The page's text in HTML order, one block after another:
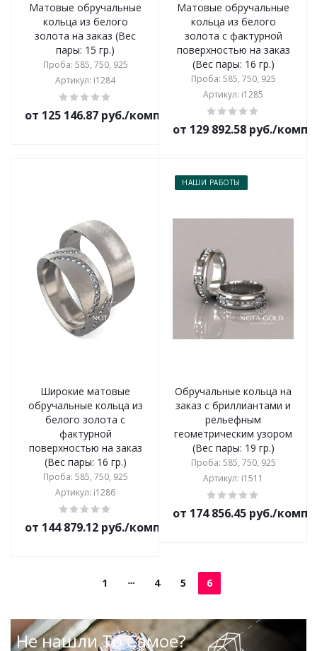
Матовые обручальные
кольца из белого
золота на заказ (Вес
пары: 15 гр.)
Проба: 585, 750, 925
Артикул: i1284
от 125 146.87 руб./комплект
Матовые обручальные
кольца из белого
золота с фактурной
поверхностью на заказ
(Вес пары: 16 гр.)
Проба: 585, 750, 925
Артикул: i1285
от 129 892.58 руб./
Широкие матовые
обручальные кольца из
белого золота с
фактурной
поверхностью на заказ
(Вес пары: 16 гр.)
Проба: 585, 750, 925
Артикул: i1286
от 144 879.12 руб./комплект
НАШИ РАБОТЫ
Обручальные кольца на
заказ с бриллиантами и
рельефным
геометрическим узором
(Вес пары: 19 гр.)
Проба: 585, 750, 925
Артикул: i1511
от 174 856.45 руб./
1 4 5 6
Не нашли То Самое?